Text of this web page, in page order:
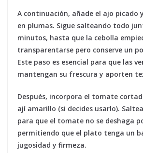
A continuación, añade el ajo picado
en plumas. Sigue salteando todo
minutos, hasta que la cebolla
transparentarse pero conserve un
Este paso es esencial para que las
mantengan su frescura y aporten
Después, incorpora el tomate
ají amarillo (si decides usarlo).
para que el tomate no se deshaga
permitiendo que el plato tenga un
jugosidad y firmeza.